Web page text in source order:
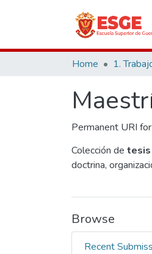
Home
Permanent URI
Colección de tesis
doctrina,
Browse
Recent